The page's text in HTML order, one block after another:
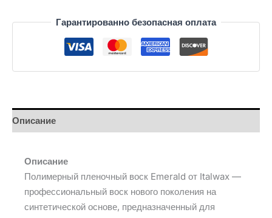
Гарантированно безопасная оплата
Описание
Описание
Полимерный пленочный воск Emerald от Italwax —
профессиональный воск нового поколения на
синтетической основе, предназначенный для